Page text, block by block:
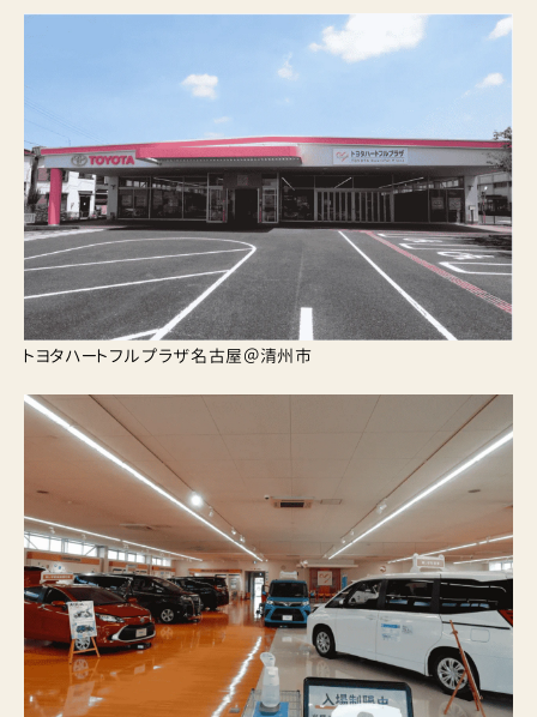
トヨタハートフルプラザ名古屋＠清州市